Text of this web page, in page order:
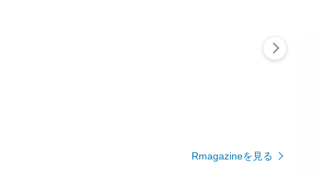
Rmagazineを見る